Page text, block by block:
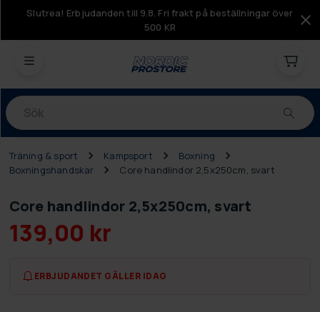
Slutrea! Erbjudanden till 9.8. Fri frakt på beställningar över
500 KR
Produkter
Träning & sport Kampsport
Boxning
Boxningshandskar
Core handlindor 2,5x250cm, svart
Core handlindor 2,5x250cm, svart
139,00 kr
ERBJUDANDET GÄLLER IDAG